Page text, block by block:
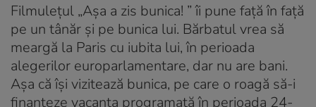
Filmulețul „Așa a zis bunica! ” îi pune față în față
pe un tânăr și pe bunica lui. Bărbatul vrea să
meargă la Paris cu iubita lui, în perioada
alegerilor europarlamentare, dar nu are bani.
Așa că își vizitează bunica, pe care o roagă să-i
finanțeze vacanța programată în perioada 24-